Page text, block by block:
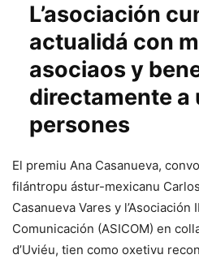
L’asociación
actualidá con
asociaos y
directamente a
persones
El premiu Ana Casanueva,
filántropu ástur-mexicanu Carlos
Casanueva Vares y
Comunicación (ASICOM) en
d’Uviéu, tien como oxetivu